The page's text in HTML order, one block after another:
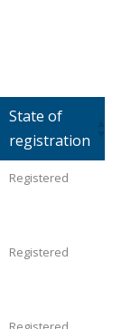
State of
registration
State of
Registered
Registered